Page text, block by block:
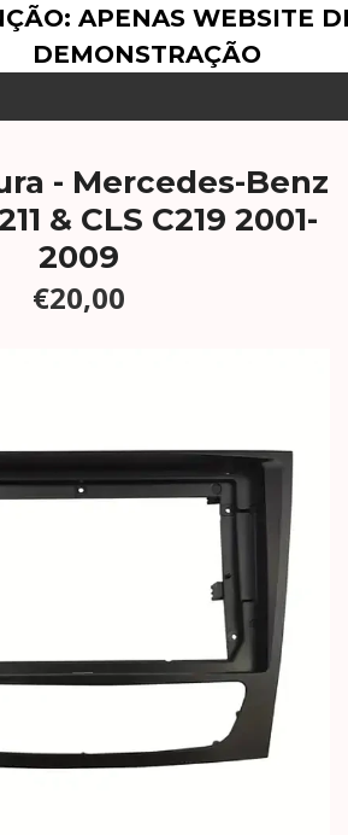
APENAS WEBSITE
DEMONSTRAÇÃO
- Mercedes-Benz
& CLS C219 2001-
2009
€20,00